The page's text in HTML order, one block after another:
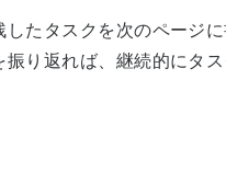
たタスクを次のページ
り返れば、継続的にタ